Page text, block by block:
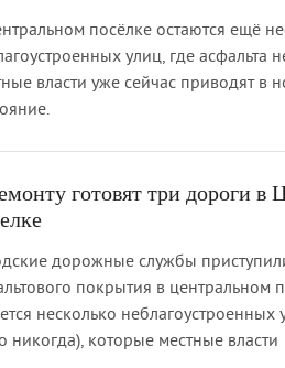
посёлке остаются ещё
улиц, где асфальта
власти уже сейчас приводят в
готовят три дороги в
дорожные службы
покрытия в центральном
несколько неблагоустроенных
никогда), которые местные власти